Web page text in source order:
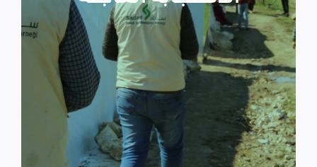
النزوح.
اقرأ المزيد